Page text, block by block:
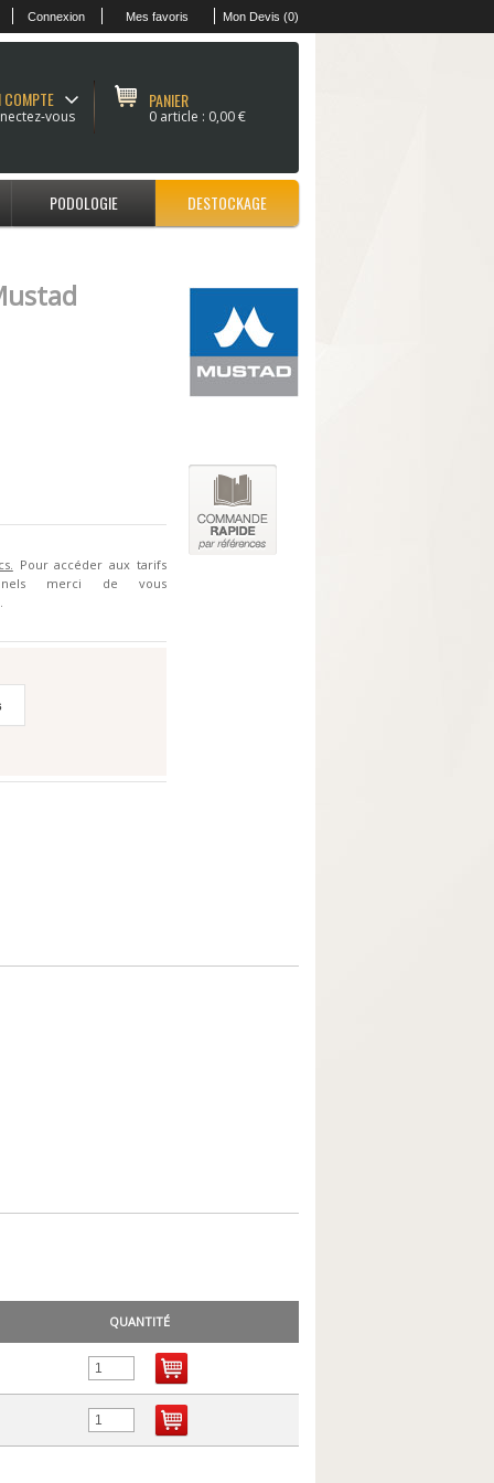
Connexion Mes favoris Mon Devis (0)
COMPTE
vous
PANIER
0 article : 0,00 €
PODOLOGIE DESTOCKAGE
Pour accéder aux tarifs
merci de vous
QUANTITÉ